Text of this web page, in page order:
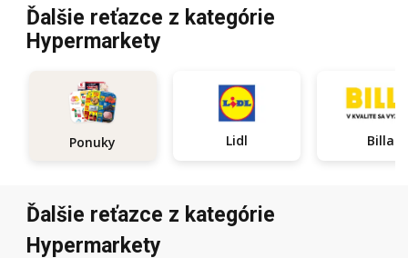
Ďalšie reťazce z kategórie
Hypermarkety
Ponuky Lidl Billa
Ďalšie reťazce z kategórie
Hypermarkety